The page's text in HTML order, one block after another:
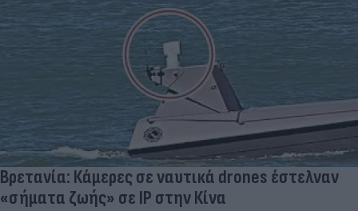
Βρετανία: Κάμερες σε ναυτικά drones έστελναν
«σήματα ζωής» σε IP στην Κίνα